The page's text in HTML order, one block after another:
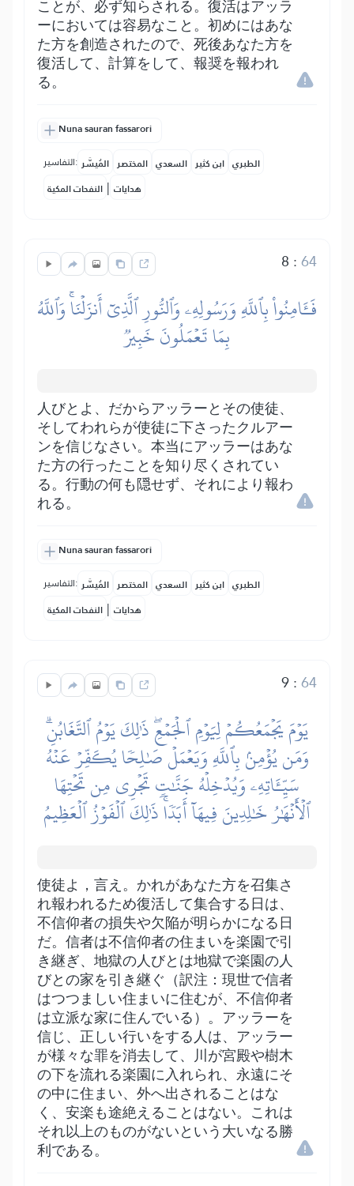
ことが、必ず知らされる。復活はアッラ
ーにおいては容易なこと。初めにはあな
た方を創造されたので、死後あなた方を
復活して、計算をして、報奨を報われ
る。
Nuna sauran fassarori
التفاسير: المُيسَّر المختصر السعدي ابن كثير الطبري
النفحات المكية | هدايات
8 :64
فَـَٔامِنُواْ بِٱللَّهِ وَرَسُولِهِۦ وَٱلنُّورِ ٱلَّذِيٓ أَنزَلۡنَاۚ وَٱللَّهُ
بِمَا تَعۡمَلُونَ خَبِيرٞ
人びとよ、だからアッラーとその使徒、
そしてわれらが使徒に下さったクルアー
ンを信じなさい。本当にアッラーはあな
た方の行ったことを知り尽くされてい
る。行動の何も隠せず、それにより報わ
れる。
Nuna sauran fassarori
التفاسير: المُيسَّر المختصر السعدي ابن كثير الطبري
النفحات المكية | هدايات
9:64
يَوۡمَ يَجۡمَعُكُمۡ لِيَوۡمِ ٱلۡجَمۡعِۖ ذَٰلِكَ يَوۡمُ ٱلتَّغَابُنِۗ
وَمَن يُؤۡمِنۢ بِٱللَّهِ وَيَعۡمَلۡ صَٰلِحٗا يُكَفِّرۡ عَنۡهُ
سَيِّـَٔاتِهِۦ وَيُدۡخِلۡهُ جَنَّٰتٖ تَجۡرِي مِن تَحۡتِهَا
ٱلۡأَنۡهَٰرُ خَٰلِدِينَ فِيهَآ أَبَدٗاۚ ذَٰلِكَ ٱلۡفَوۡزُ ٱلۡعَظِيمُ
使徒よ，言え。かれがあなた方を召集さ
れ報われるため復活して集合する日は、
不信仰者の損失や欠陥が明らかになる日
だ。信者は不信仰者の住まいを楽園で引
き継ぎ、地獄の人びとは地獄で楽園の人
びとの家を引き継ぐ（訳注：現世で信者
はつつましい住まいに住むが、不信仰者
は立派な家に住んでいる）。アッラーを
信じ、正しい行いをする人は、アッラー
が様々な罪を消去して、川が宮殿や樹木
の下を流れる楽園に入れられ、永遠にそ
の中に住まい、外へ出されることはな
く、安楽も途絶えることはない。これは
それ以上のものがないという大いなる勝
利である。